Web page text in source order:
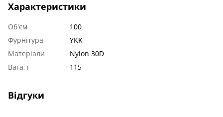
Характеристики
Об'єм
100
Фурнітура
YKK
Матеріали
Nylon 30D
Вага, г
115
Відгуки